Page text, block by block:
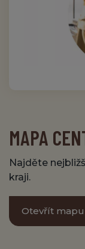
MAPA
Najděte
kraji.
Otevřít